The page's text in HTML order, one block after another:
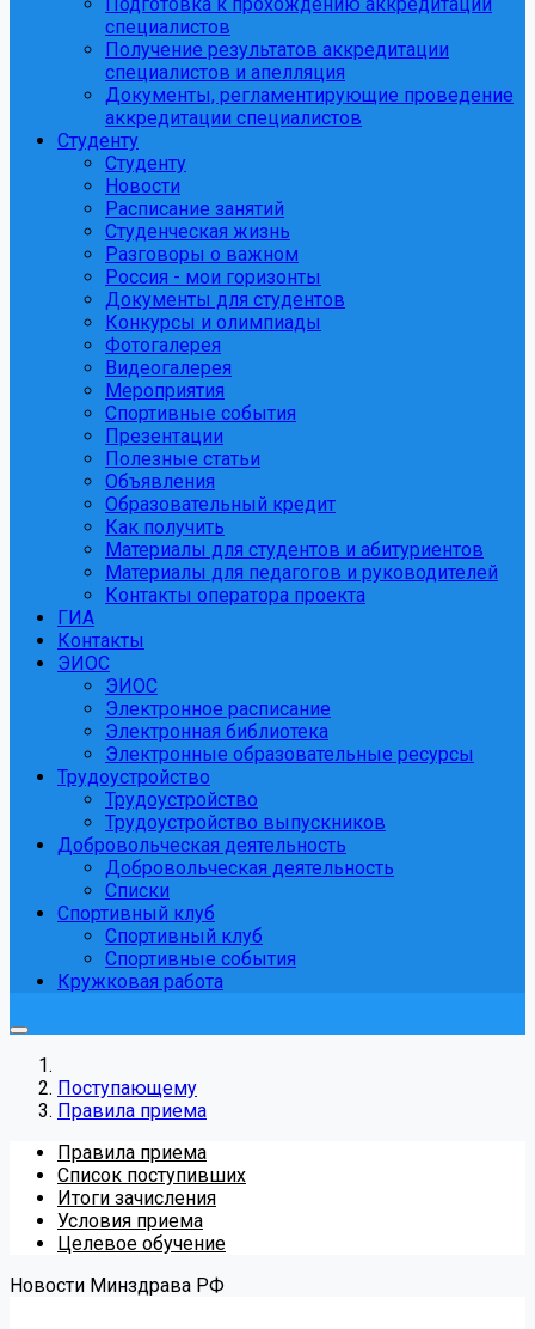
специалистов
Получение результатов аккредитации
специалистов и апелляция
Документы, регламентирующие проведение
аккредитации специалистов
Студенту
Студенту
Новости
Расписание занятий
Студенческая жизнь
Разговоры о важном
Россия - мои горизонты
Документы для студентов
Конкурсы и олимпиады
Фотогалерея
Видеогалерея
Мероприятия
Спортивные события
Презентации
Полезные статьи
Объявления
Образовательный кредит
Как получить
Материалы для студентов и абитуриентов
Материалы для педагогов и руководителей
Контакты оператора проекта
ГИА
Контакты
ЭИОС
ЭИОС
Электронное расписание
Электронная библиотека
Электронные образовательные ресурсы
Трудоустройство
Трудоустройство
Трудоустройство выпускников
Добровольческая деятельность
Добровольческая деятельность
Списки
Спортивный клуб
Спортивный клуб
Спортивные события
Кружковая работа
Поступающему
Правила приема
Правила приема
Список поступивших
Итоги зачисления
Условия приема
Целевое обучение
Новости Минздрава РФ